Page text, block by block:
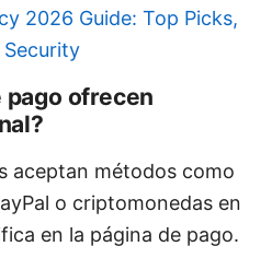
2026 Guide: Top Picks,
Security
pago ofrecen
aceptan métodos como
o criptomonedas en
en la página de pago.